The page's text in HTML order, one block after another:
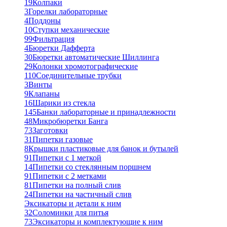
19Колпаки
3Горелки лабораторные
4Поддоны
10Ступки механические
99Фильтрация
4Бюретки Дафферта
30Бюретки автоматические Шиллинга
29Колонки хромотографические
110Соединительные трубки
3Винты
9Клапаны
16Шарики из стекла
145Банки лабораторные и принадлежности
48Микробюретки Банга
73Заготовки
31Пипетки газовые
8Крышки пластиковые для банок и бутылей
91Пипетки с 1 меткой
14Пипетки со стеклянным поршнем
91Пипетки с 2 метками
81Пипетки на полный слив
24Пипетки на частичный слив
Эксикаторы и детали к ним
32Соломинки для питья
73Эксикаторы и комплектующие к ним